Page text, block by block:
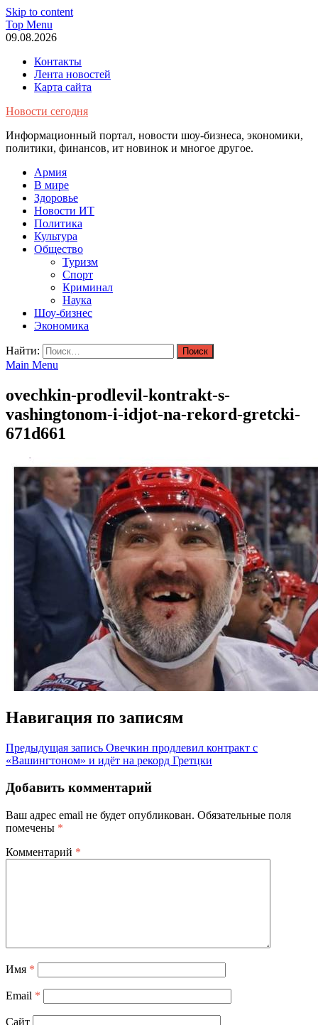
Skip to content
Top Menu
09.08.2026
Контакты
Лента новостей
Карта сайта
Новости сегодня
Информационный портал, новости шоу-бизнеса, экономики,
политики, финансов, ит новинок и многое другое.
Армия
В мире
Здоровье
Новости ИТ
Политика
Культура
Общество
Туризм
Спорт
Криминал
Наука
Шоу-бизнес
Экономика
Найти:
Main Menu
ovechkin-prodlevil-kontrakt-s-
vashingtonom-i-idjot-na-rekord-gretcki-
671d661
Навигация по записям
Предыдущая запись Овечкин продлевил контракт с
«Вашингтоном» и идёт на рекорд Гретцки
Добавить комментарий
Ваш адрес email не будет опубликован. Обязательные поля
помечены *
Комментарий *
Имя *
Email *
Сайт